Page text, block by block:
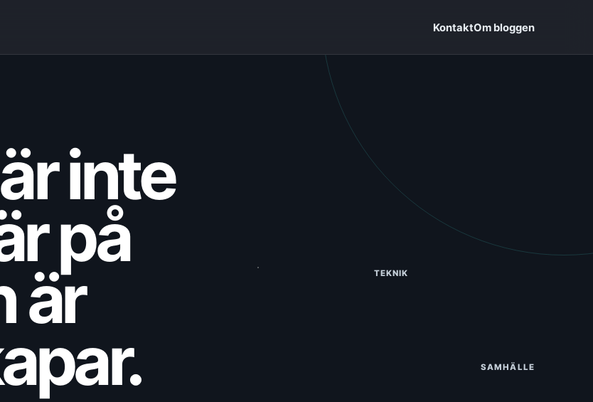
KontaktOm bloggen
inte
på
är TEKNIK
SAMHÄLLE